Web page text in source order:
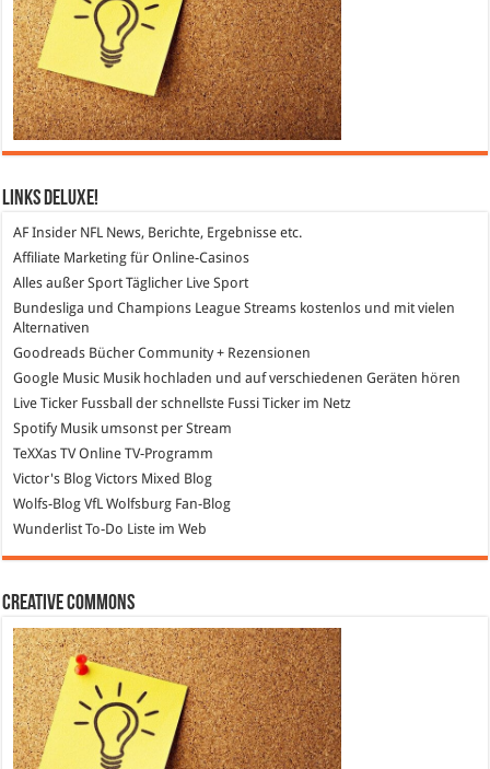
Links DeLuXe!
AF Insider NFL News, Berichte, Ergebnisse etc.
Affiliate Marketing für Online-Casinos
Alles außer Sport Täglicher Live Sport
Bundesliga und Champions League Streams kostenlos und mit vielen
Alternativen
Goodreads Bücher Community + Rezensionen
Google Music Musik hochladen und auf verschiedenen Geräten hören
Live Ticker Fussball der schnellste Fussi Ticker im Netz
SpotifyMusik umsonst per Stream
TeXXas TVOnline TV-Programm
Victor's Blog Victors Mixed Blog
Wolfs-Blog VfL Wolfsburg Fan-Blog
Wunderlist To-Do Liste im Web
Creative Commons